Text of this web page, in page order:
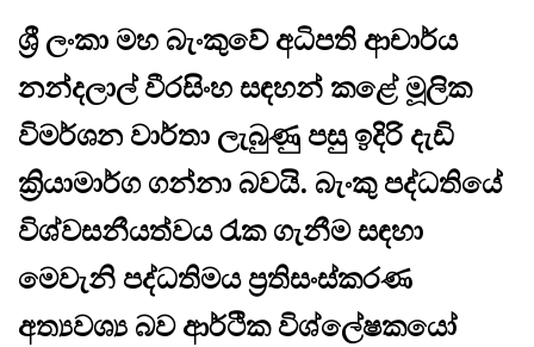
ශ්‍රී ලංකා මහ බැංකුවේ අධිපති ආචාර්ය
නන්දලාල් වීරසිංහ සඳහන් කළේ මූලික
විමර්ශන වාර්තා ලැබුණු පසු ඉදිරි දැඩි
ක්‍රියාමාර්ග ගන්නා බවයි. බැංකු පද්ධතියේ
විශ්වසනීයත්වය රැක ගැනීම සඳහා
මෙවැනි පද්ධතිමය ප්‍රතිසංස්කරණ
අත්‍යවශ්‍ය බව ආර්ථික විශ්ලේෂකයෝ